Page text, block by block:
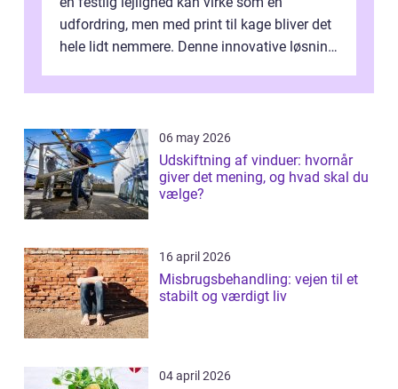
udfordring, men med print til kage bliver det
hele lidt nemmere. Denne innovative løsning
06 may 2026
Udskiftning af vinduer: hvornår
giver det mening, og hvad skal du
vælge?
16 april 2026
Misbrugsbehandling: vejen til et
stabilt og værdigt liv
04 april 2026